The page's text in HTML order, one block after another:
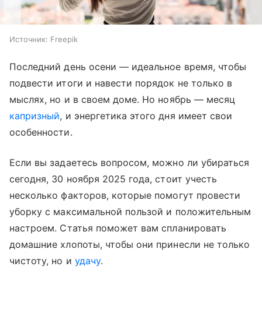
Источник: Freepik
Последний день осени — идеальное время, чтобы
подвести итоги и навести порядок не только в
мыслях, но и в своем доме. Но ноябрь — месяц
капризный, и энергетика этого дня имеет свои
особенности.
Если вы задаетесь вопросом, можно ли убираться
сегодня, 30 ноября 2025 года, стоит учесть
несколько факторов, которые помогут провести
уборку с максимальной пользой и положительным
настроем. Статья поможет вам спланировать
домашние хлопоты, чтобы они принесли не только
чистоту, но и удачу.